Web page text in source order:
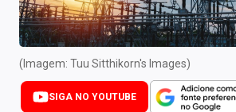
Central de Dividendos
Central de Fundos Imobiliários
Central dos IPOs
(Imagem: Tuu Sitthikorn's Images)
SIGA NO YOUTUBE